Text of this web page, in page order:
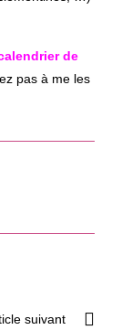
de
pas à me les
suivant